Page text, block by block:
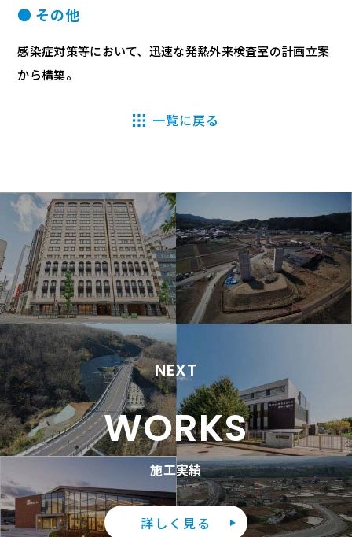
● その他
感染症対策等において、迅速な発熱外来検査室の計画立案
から構築。
一覧に戻る
NEXT
WORKS
施工実績
詳しく見る